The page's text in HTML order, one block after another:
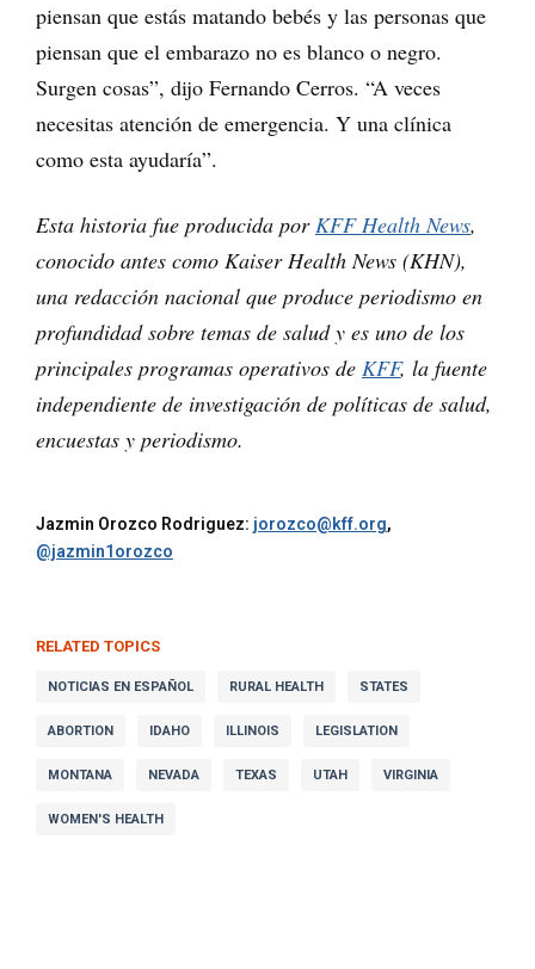
piensan que estás matando bebés y las personas que
piensan que el embarazo no es blanco o negro.
Surgen cosas”, dijo Fernando Cerros. “A veces
necesitas atención de emergencia. Y una clínica
como esta ayudaría”.
Esta historia fue producida porKFF Health News,
conocido antes como Kaiser Health News (KHN),
una redacción nacional que produce periodismo en
profundidad sobre temas de salud y es uno de los
principales programas operativos de KFF, la fuente
independiente de investigación de políticas de salud,
encuestas y periodismo.
Jazmin Orozco Rodriguez: jorozco@kff.org,
@jazmin1orozco
RELATED TOPICS
NOTICIAS EN ESPAÑOL RURAL HEALTH STATES
ABORTION IDAHO ILLINOIS LEGISLATION
MONTANA NEVADA TEXAS UTAH VIRGINIA
WOMEN'S HEALTH